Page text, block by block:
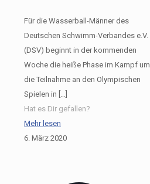
Für die Wasserball-Männer des
Deutschen Schwimm-Verbandes e.V.
(DSV) beginnt in der kommenden
Woche die heiße Phase im Kampf um
die Teilnahme an den Olympischen
Spielen in […]
Hat es Dir gefallen?
Mehr lesen
6. März 2020